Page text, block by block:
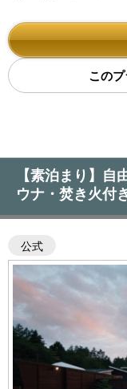
この
【素泊まり】
ウナ・焚き火付
公式